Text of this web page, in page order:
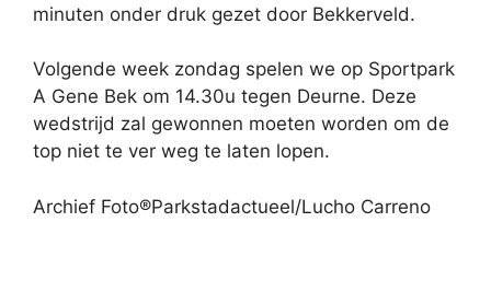
minuten onder druk gezet door Bekkerveld.
Volgende week zondag spelen we op Sportpark
A Gene Bek om 14.30u tegen Deurne. Deze
wedstrijd zal gewonnen moeten worden om de
top niet te ver weg te laten lopen.
Archief Foto®Parkstadactueel/Lucho Carreno